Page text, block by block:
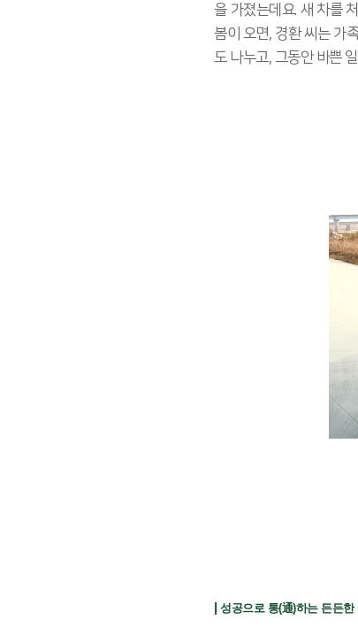
을 가졌는데요. 새 차를
봄이 오면, 경환 씨는 가
도 나누고, 그동안 바쁜
성공으로 통(通)하는 든든한